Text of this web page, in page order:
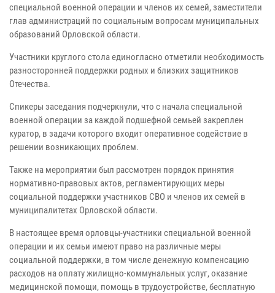
специальной военной операции и членов их семей, заместители
глав администраций по социальным вопросам муниципальных
образований Орловской области.
Участники круглого стола единогласно отметили необходимость
разносторонней поддержки родных и близких защитников
Отечества.
Спикеры заседания подчеркнули, что с начала специальной
военной операции за каждой подшефной семьей закреплен
куратор, в задачи которого входит оперативное содействие в
решении возникающих проблем.
Также на мероприятии был рассмотрен порядок принятия
нормативно-правовых актов, регламентирующих меры
социальной поддержки участников СВО и членов их семей в
муниципалитетах Орловской области.
В настоящее время орловцы-участники специальной военной
операции и их семьи имеют право на различные меры
социальной поддержки, в том числе денежную компенсацию
расходов на оплату жилищно-коммунальных услуг, оказание
медицинской помощи, помощь в трудоустройстве, бесплатную